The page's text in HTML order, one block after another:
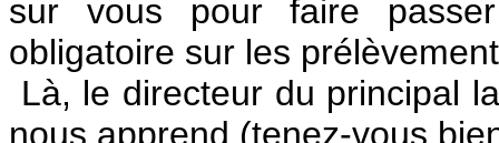
sur vous pour faire
obligatoire sur les
Là, le directeur du principal
nous apprend (tenez-vous